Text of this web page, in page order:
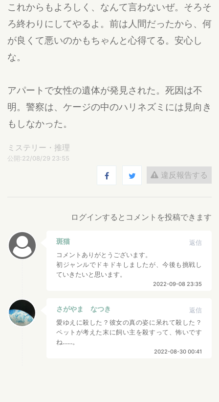
これからもよろしく、なんて言わないぜ。そろそ
ろ終わりにしてやるよ。前は人間だったから、何
が良くて悪いのかもちゃんと心得てる。安心し
な。
アパートで女性の遺体が発見された。死因は不
明。警察は、ケージの中のハリネズミには見向き
もしなかった。
ミステリー・推理
公開:22/08/29 23:55
違反報告する
ログインするとコメントを投稿できます
斑猫
返信
コメントありがとうございます。
初ジャンルでドキドキしましたが、今後も挑戦し
ていきたいと思います。
2022-09-08 23:35
さがやま なつき
返信
愛ゆえに殺した？彼女の真の姿に呆れて殺した？
ペットが考えた末に飼い主を殺すって、怖いです
ね……。
2022-08-30 00:41